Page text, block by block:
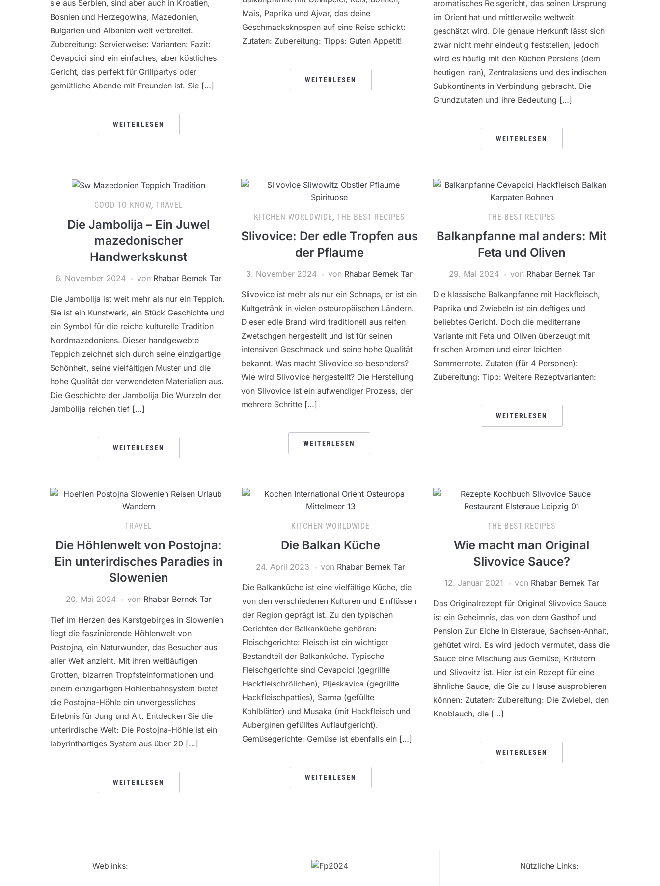
sie aus Serbien, sind aber auch in Kroatien,
Bosnien und Herzegowina, Mazedonien,
Bulgarien und Albanien weit verbreitet.
Zubereitung: Servierweise: Varianten: Fazit:
Cevapcici sind ein einfaches, aber köstliches
Gericht, das perfekt für Grillpartys oder
gemütliche Abende mit Freunden ist. Sie […]
WEITERLESEN
Mais, Paprika und Ajvar, das deine
Geschmacksknospen auf eine Reise schickt:
Zutaten: Zubereitung: Tipps: Guten Appetit!
WEITERLESEN
aromatisches Reisgericht, das seinen Ursprung
im Orient hat und mittlerweile weltweit
geschätzt wird. Die genaue Herkunft lässt sich
zwar nicht mehr eindeutig feststellen, jedoch
wird es häufig mit den Küchen Persiens (dem
heutigen Iran), Zentralasiens und des indischen
Subkontinents in Verbindung gebracht. Die
Grundzutaten und ihre Bedeutung […]
WEITERLESEN
GOOD TO KNOW, TRAVEL
Die Jambolija – Ein Juwel
mazedonischer
Handwerkskunst
6. November 2024 von Rhabar Bernek Tar
Die Jambolija ist weit mehr als nur ein Teppich.
Sie ist ein Kunstwerk, ein Stück Geschichte und
ein Symbol für die reiche kulturelle Tradition
Nordmazedoniens. Dieser handgewebte
Teppich zeichnet sich durch seine einzigartige
Schönheit, seine vielfältigen Muster und die
hohe Qualität der verwendeten Materialien aus.
Die Geschichte der Jambolija Die Wurzeln der
Jambolija reichen tief […]
WEITERLESEN
KITCHEN WORLDWIDE,THE BEST RECIPES
Slivovice: Der edle Tropfen aus
der Pflaume
3. November 2024 von Rhabar Bernek Tar
Slivovice ist mehr als nur ein Schnaps, er ist ein
Kultgetränk in vielen osteuropäischen Ländern.
Dieser edle Brand wird traditionell aus reifen
Zwetschgen hergestellt und ist für seinen
intensiven Geschmack und seine hohe Qualität
bekannt. Was macht Slivovice so besonders?
Wie wird Slivovice hergestellt? Die Herstellung
von Slivovice ist ein aufwendiger Prozess, der
mehrere Schritte […]
WEITERLESEN
THE BEST RECIPES
Balkanpfanne mal anders: Mit
Feta und Oliven
29. Mai 2024 von Rhabar Bernek Tar
Die klassische Balkanpfanne mit Hackfleisch,
Paprika und Zwiebeln ist ein deftiges und
beliebtes Gericht. Doch die mediterrane
Variante mit Feta und Oliven überzeugt mit
frischen Aromen und einer leichten
Sommernote. Zutaten (für 4 Personen):
Zubereitung: Tipp: Weitere Rezeptvarianten:
WEITERLESEN
TRAVEL
Die Höhlenwelt von Postojna:
Ein unterirdisches Paradies in
Slowenien
20. Mai 2024 von Rhabar Bernek Tar
Tief im Herzen des Karstgebirges in Slowenien
liegt die faszinierende Höhlenwelt von
Postojna, ein Naturwunder, das Besucher aus
aller Welt anzieht. Mit ihren weitläufigen
Grotten, bizarren Tropfsteinformationen und
einem einzigartigen Höhlenbahnsystem bietet
die Postojna-Höhle ein unvergessliches
Erlebnis für Jung und Alt. Entdecken Sie die
unterirdische Welt: Die Postojna-Höhle ist ein
labyrinthartiges System aus über 20 […]
WEITERLESEN
KITCHEN WORLDWIDE
Die Balkan Küche
24. April 2023 von Rhabar Bernek Tar
Die Balkanküche ist eine vielfältige Küche, die
von den verschiedenen Kulturen und Einflüssen
der Region geprägt ist. Zu den typischen
Gerichten der Balkanküche gehören:
Fleischgerichte: Fleisch ist ein wichtiger
Bestandteil der Balkanküche. Typische
Fleischgerichte sind Cevapcici (gegrillte
Hackfleischröllchen), Pljeskavica (gegrillte
Hackfleischpatties), Sarma (gefüllte
Kohlblätter) und Musaka (mit Hackfleisch und
Auberginen gefülltes Auflaufgericht).
Gemüsegerichte: Gemüse ist ebenfalls ein […]
WEITERLESEN
THE BEST RECIPES
Wie macht man Original
Slivovice Sauce?
12. Januar 2021 von Rhabar Bernek Tar
Das Originalrezept für Original Slivovice Sauce
ist ein Geheimnis, das von dem Gasthof und
Pension Zur Eiche in Elsteraue, Sachsen-Anhalt,
gehütet wird. Es wird jedoch vermutet, dass die
Sauce eine Mischung aus Gemüse, Kräutern
und Slivovitz ist. Hier ist ein Rezept für eine
ähnliche Sauce, die Sie zu Hause ausprobieren
können: Zutaten: Zubereitung: Die Zwiebel, den
Knoblauch, die […]
WEITERLESEN
Weblinks: Nützliche Links: